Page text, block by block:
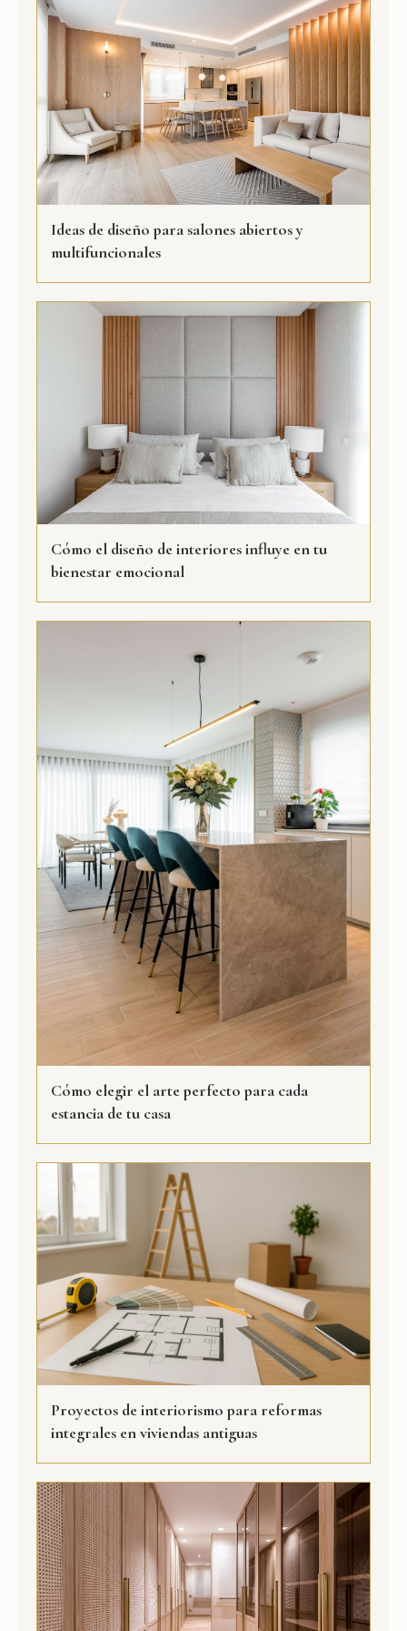
Ideas de diseño para salones abiertos y
multifuncionales
Cómo el diseño de interiores influye en tu
bienestar emocional
Cómo elegir el arte perfecto para cada
estancia de tu casa
Proyectos de interiorismo para reformas
integrales en viviendas antiguas